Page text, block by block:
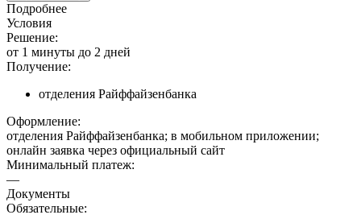
Подробнее
Условия
Решение:
от 1 минуты до 2 дней
Получение:
отделения Райффайзенбанка
Оформление:
отделения Райффайзенбанка; в мобильном приложении;
онлайн заявка через официальный сайт
Минимальный платеж:
—
Документы
Обязательные: